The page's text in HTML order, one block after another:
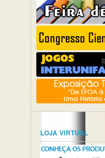
LOJA VIRTUAL